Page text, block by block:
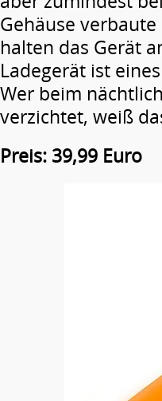
Gehäuse
halten das Gerät
Ladegerät ist
Wer beim
verzichtet, weiß
Preis: 39,99 Euro